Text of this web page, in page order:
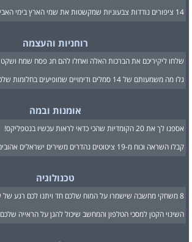
14 ציפורים נודדות צבעוניות שמקשטות את שמי הארץ בימי האביב
רוחניות והעצמה
שלחו ליקיריכם את הברכות האלה ואחלו להם חג פסח שמח ושקט
גלו מה משמעותם של 14 סמלים ודימויים שמופיעים בחלומות שלכם
אומנות ובמה
אספנו לך את 20 הקומדיות שהכי כדאי לראות עכשיו בנטפליקס!
קבלו השראה וכוח מ-19 ציטוטים נהדרים משירים ישראלים אהובים
טכנולוגיה
8 משחקי מחשבה שישמרו על המוח שלכם חד ויתנו לכם רגע של שקט
השינוי הקטן למסכי הטלפון והמחשב שיכול להגן על הראייה שלכם